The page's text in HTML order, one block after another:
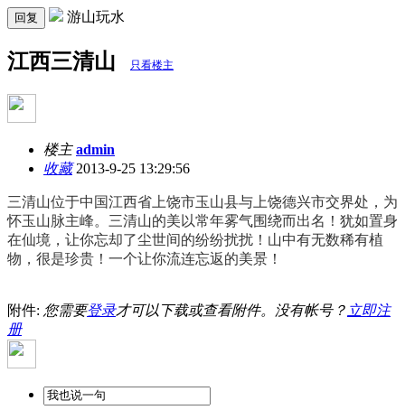
回复 游山玩水
江西三清山 只看楼主
楼主 admin
收藏2013-9-25 13:29:56
三清山位于中国江西省上饶市玉山县与上饶德兴市交界处，为
怀玉山脉主峰。三清山的美以常年雾气围绕而出名！犹如置身
在仙境，让你忘却了尘世间的纷纷扰扰！山中有无数稀有植
物，很是珍贵！一个让你流连忘返的美景！
附件: 您需要登录才可以下载或查看附件。没有帐号？ 立即注
册